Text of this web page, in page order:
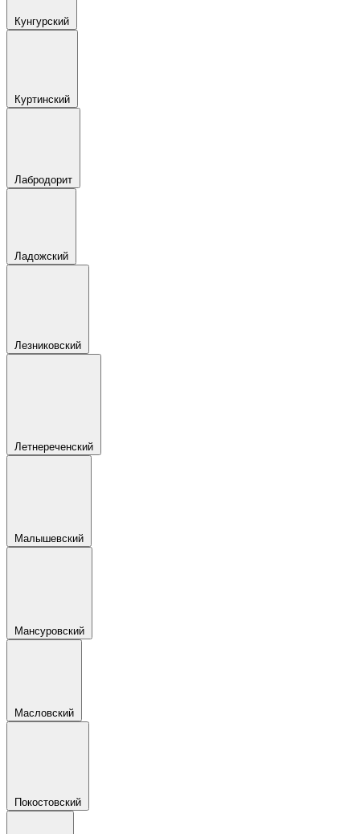
Кунгурский
Куртинский
Лабродорит
Ладожский
Лезниковский
Летнереченский
Малышевский
Мансуровский
Масловский
Покостовский